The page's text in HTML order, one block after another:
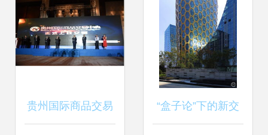
举行
贵州国际商品交易 “盒子论”下的新交